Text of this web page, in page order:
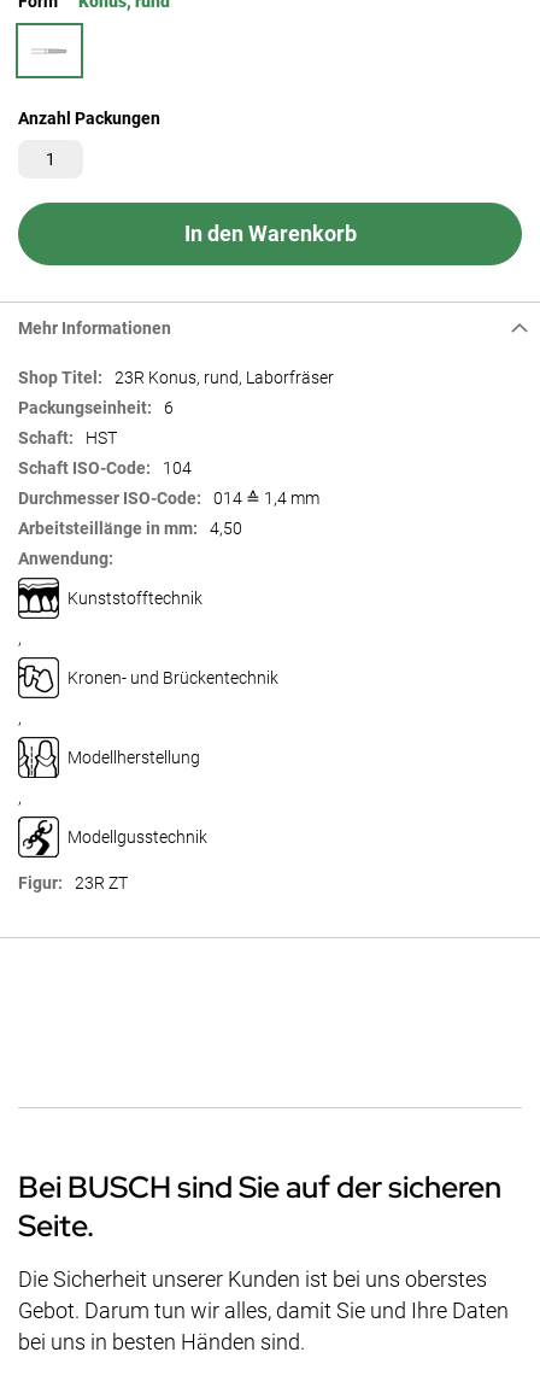
Anzahl Packungen
In den Warenkorb
Mehr Informationen
Mehr
Informationen
23R Konus, rund, Laborfräser
6
HST
104
014 ≙ 1,4 mm
4,50
Kunststofftechnik
,
Kronen- und Brückentechnik
,
Modellherstellung
,
Modellgusstechnik
23R ZT
Bei BUSCH sind Sie auf der sicheren
Seite.
Die Sicherheit unserer Kunden ist bei uns oberstes
Gebot. Darum tun wir alles, damit Sie und Ihre Daten
bei uns in besten Händen sind.